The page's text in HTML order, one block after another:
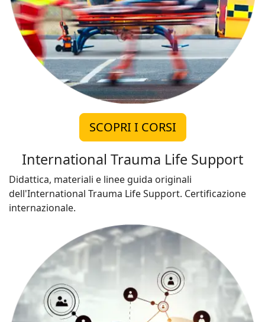
SCOPRI I CORSI
International Trauma Life Support
Didattica, materiali e linee guida originali
dell'International Trauma Life Support. Certificazione
internazionale.